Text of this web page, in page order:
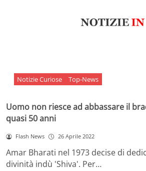
Notizie Curiose Top-News
Uomo non riesce ad abbassare il
quasi 50 anni
Flash News 26 Aprile 2022
Amar Bharati nel 1973 decise di
divinità indù 'Shiva'. Per…